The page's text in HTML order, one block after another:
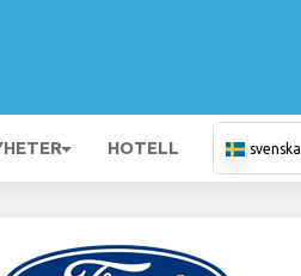
HOTELL svenska